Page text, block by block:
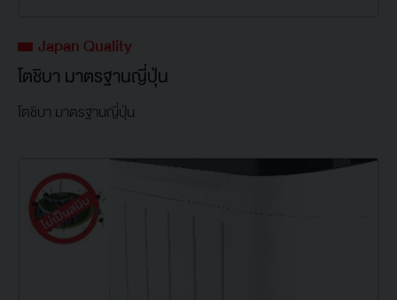
Japan Quality
โตชิบา มาตรฐานญี่ปุ่น
โตชิบา มาตรฐานญี่ปุ่น